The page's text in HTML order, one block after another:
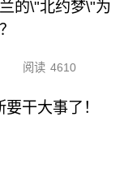
的\"北约梦\"为
阅读 4610
干大事了！